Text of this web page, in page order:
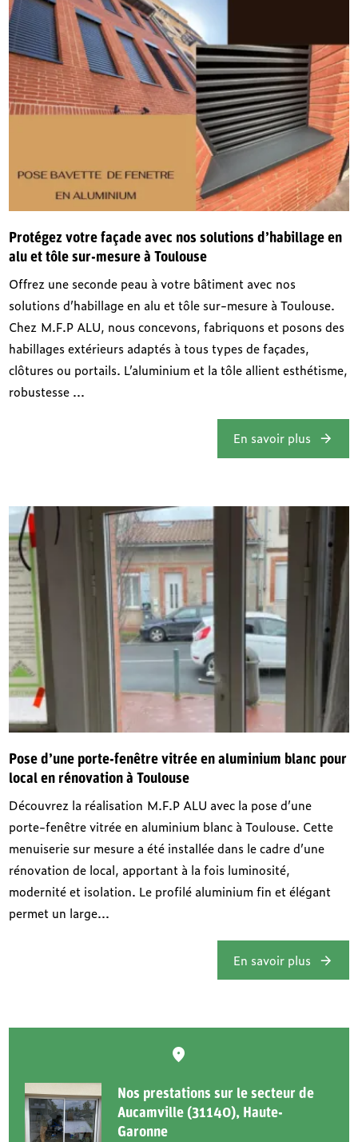
Protégez votre façade avec nos solutions d’habillage en
alu et tôle sur-mesure à Toulouse
Offrez une seconde peau à votre bâtiment avec nos
solutions d’habillage en alu et tôle sur-mesure à Toulouse.
Chez M.F.P ALU, nous concevons, fabriquons et posons des
habillages extérieurs adaptés à tous types de façades,
clôtures ou portails. L’aluminium et la tôle allient esthétisme,
robustesse ...
En savoir plus
Pose d’une porte-fenêtre vitrée en aluminium blanc pour
local en rénovation à Toulouse
Découvrez la réalisation M.F.P ALU avec la pose d’une
porte-fenêtre vitrée en aluminium blanc à Toulouse. Cette
menuiserie sur mesure a été installée dans le cadre d’une
rénovation de local, apportant à la fois luminosité,
modernité et isolation. Le profilé aluminium fin et élégant
permet un large...
En savoir plus
Nos prestations sur le secteur de
Aucamville (31140), Haute-
Garonne